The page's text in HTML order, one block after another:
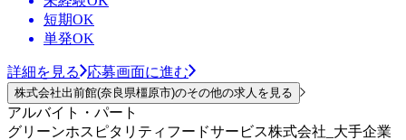
短期OK
単発OK
詳細を見る 応募画面に進む
株式会社出前館(奈良県橿原市)のその他の求人を見る
アルバイト・パート
グリーンホスピタリティフードサービス株式会社_大手企業